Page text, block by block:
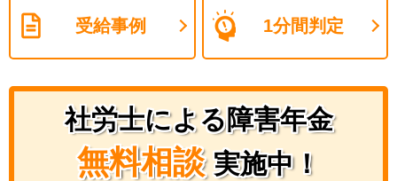
受給事例 1分間判定
社労士による障害年金
無料相談 実施中！